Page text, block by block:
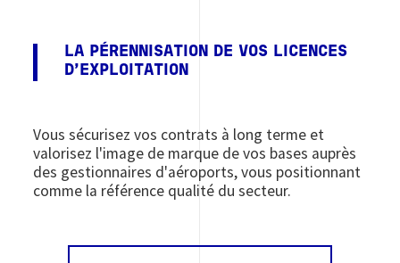
LA PÉRENNISATION DE VOS LICENCES
D'EXPLOITATION
Vous sécurisez vos contrats à long terme et
valorisez l'image de marque de vos bases auprès
des gestionnaires d'aéroports, vous positionnant
comme la référence qualité du secteur.